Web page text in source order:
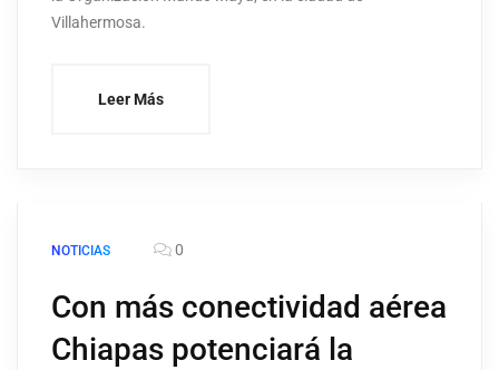
Villahermosa.
Leer Más
NOTICIAS 0
Con más conectividad aérea
Chiapas potenciará la